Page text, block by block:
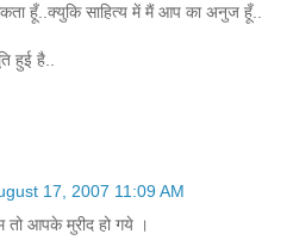
हूँ..क्युकि साहित्य में मैं आप का अनुज हूँ..
हुई है..
17, 2007 11:09 AM
आपके मुरीद हो गये ।